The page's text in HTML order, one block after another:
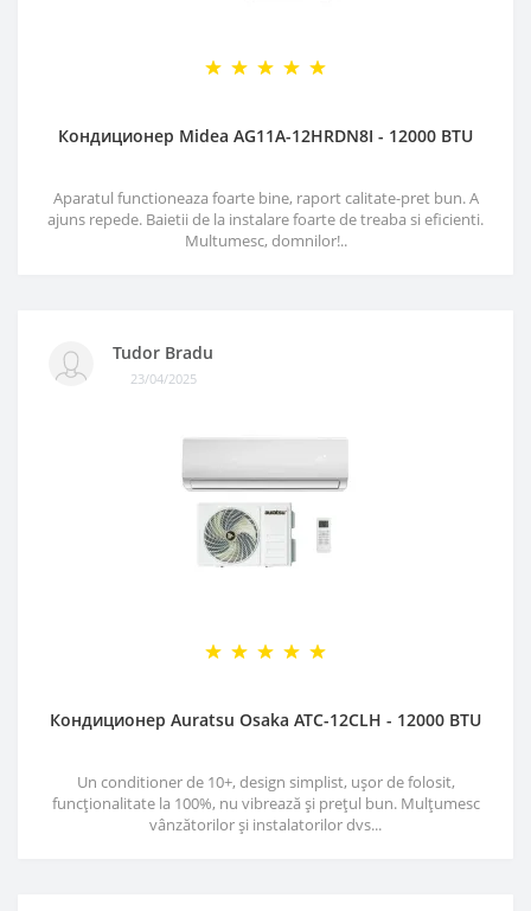
Кондиционер Midea AG11A-12HRDN8I - 12000 BTU
Aparatul functioneaza foarte bine, raport calitate-pret bun. A
ajuns repede. Baietii de la instalare foarte de treaba si eficienti.
Multumesc, domnilor!..
Tudor Bradu
23/04/2025
Кондиционер Auratsu Osaka ATC-12CLH - 12000 BTU
Un conditioner de 10+, design simplist, ușor de folosit,
funcționalitate la 100%, nu vibrează și prețul bun. Mulțumesc
vânzătorilor și instalatorilor dvs...